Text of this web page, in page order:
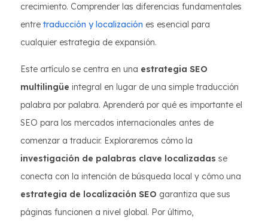
crecimiento. Comprender las diferencias fundamentales
entre traducción y localización es esencial para
cualquier estrategia de expansión.
Este artículo se centra en una estrategia SEO
multilingüe integral en lugar de una simple traducción
palabra por palabra. Aprenderá por qué es importante el
SEO para los mercados internacionales antes de
comenzar a traducir. Exploraremos cómo la
investigación de palabras clave localizadas se
conecta con la intención de búsqueda local y cómo una
estrategia de localización SEO garantiza que sus
páginas funcionen a nivel global. Por último,